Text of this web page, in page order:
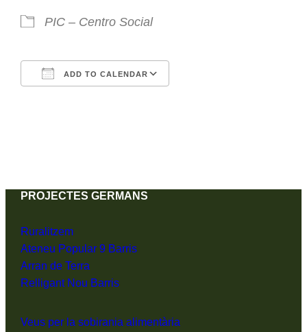
PIC – Centro Social
ADD TO CALENDAR
PROJECTES GERMANS
Ruralitzem
Ateneu Popular 9 Barris
Arran de Terra
Relligant Nou Barris
Veus per la sobirania alimentària